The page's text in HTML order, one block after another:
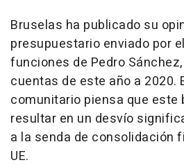
Bruselas ha publicado su
presupuestario enviado por
funciones de Pedro
cuentas de este año a 2020.
comunitario piensa que este
resultar en un desvío
a la senda de consolidación
UE.